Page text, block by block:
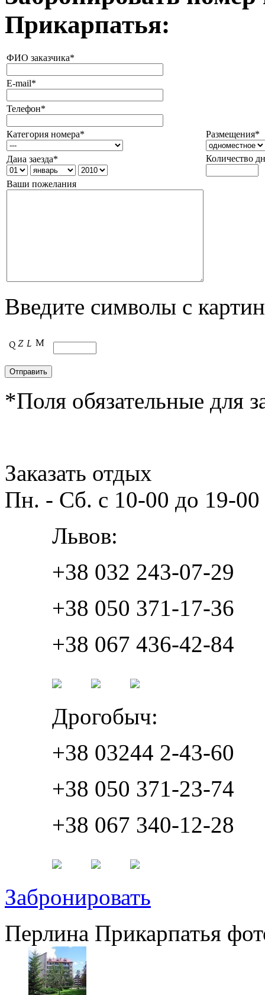
Прикарпатья:
ФИО заказчика*
E-mail*
Телефон*
Категория номера* Размещения*
Даиа заезда* Количество
Ваши пожелания
Введите символы с
*Поля обязательные для
Заказать отдых
Пн. - Сб. с 10-00 до 19-00
Львов:
+38 032 243-07-29
+38 050 371-17-36
+38 067 436-42-84
Дрогобыч:
+38 03244 2-43-60
+38 050 371-23-74
+38 067 340-12-28
Забронировать
Перлина Прикарпатья